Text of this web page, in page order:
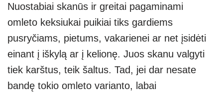
Nuostabiai skanūs ir greitai pagaminami
omleto keksiukai puikiai tiks gardiems
pusryčiams, pietums, vakarienei ar net įsidėti
einant į iškylą ar į kelionę. Juos skanu valgyti
tiek karštus, teik šaltus. Tad, jei dar nesate
bandę tokio omleto varianto, labai